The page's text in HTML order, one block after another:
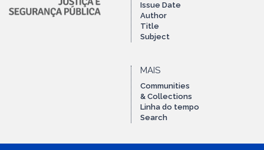
Issue Date
Author
Title
Subject
MAIS
Communities
& Collections
Linha do tempo
Search